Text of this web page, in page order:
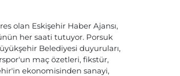
olan Eskişehir Haber Ajansı,
her saati tutuyor. Porsuk
Belediyesi duyuruları,
maç özetleri, fikstür,
ekonomisinden sanayi,